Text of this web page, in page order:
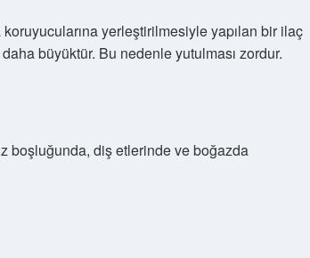
yerleştirilmesiyle yapılan bir ilaç
büyüktür. Bu nedenle yutulması zordur.
boşluğunda, diş etlerinde ve boğazda